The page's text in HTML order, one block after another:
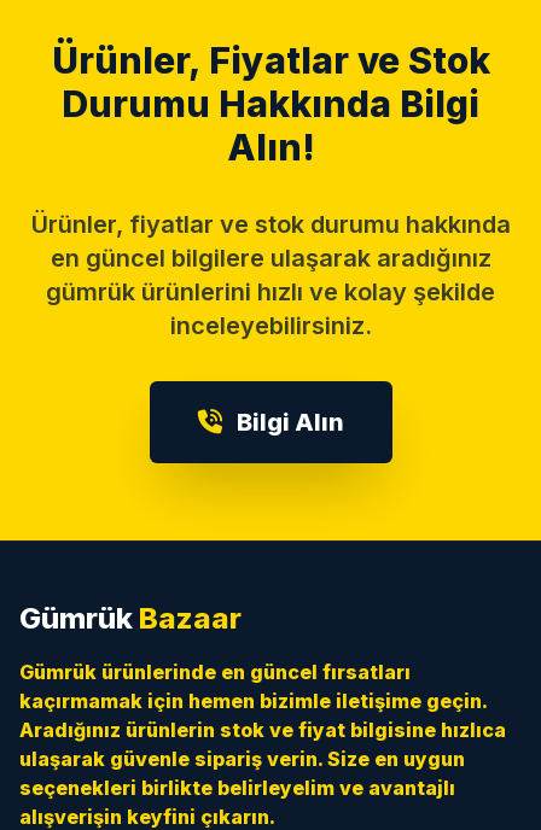
Ürünler, Fiyatlar ve Stok
Durumu Hakkında Bilgi
Alın!
Ürünler, fiyatlar ve stok durumu hakkında
en güncel bilgilere ulaşarak aradığınız
gümrük ürünlerini hızlı ve kolay şekilde
inceleyebilirsiniz.
Bilgi Alın
Gümrük Bazaar
Gümrük ürünlerinde en güncel fırsatları
kaçırmamak için hemen bizimle iletişime geçin.
Aradığınız ürünlerin stok ve fiyat bilgisine hızlıca
ulaşarak güvenle sipariş verin. Size en uygun
seçenekleri birlikte belirleyelim ve avantajlı
alışverişin keyfini çıkarın.